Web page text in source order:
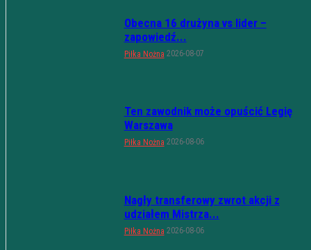
Obecna 16 drużyna vs lider –
zapowiedź...
Piłka Nożna 2026-08-07
Ten zawodnik może opuścić Legię
Warszawa
Piłka Nożna 2026-08-06
Nagły transferowy zwrot akcji z
udziałem Mistrza...
Piłka Nożna 2026-08-06